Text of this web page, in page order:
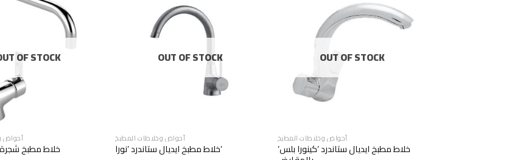
OF STOCK
أحواض
خلاط مطبخ شجرة
OUT OF STOCK
أحواض وخلاطات المطبخ
خلاط مطبخ ايديال ستاندرد ’نورا’
OUT OF STOCK
أحواض وخلاطات المطبخ
خلاط مطبخ ايديال ستاندرد ’كينورا بلس’